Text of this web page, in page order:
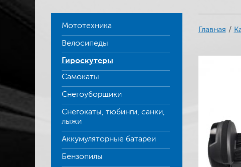
Мототехника
Велосипеды
Гироскутеры
Самокаты
Снегоуборщики
Снегокаты, тюбинги, санки,
лыжи
Аккумуляторные батареи
Бензопилы
Главная /